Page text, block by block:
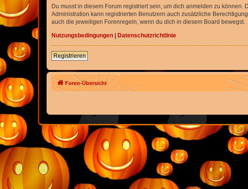
Du musst in diesem Forum registriert sein, um dich anmelden zu
Administration kann registrierten Benutzern auch zusätzliche
auch die jeweiligen Forenregeln, wenn du dich in diesem Board bewegst.
Nutzungsbedingungen | Datenschutzrichtlinie
Registrieren
Foren-Übersicht